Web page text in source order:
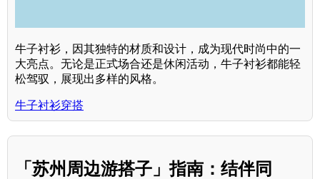
牛子衬衫，因其独特的材质和设计，成为现代时尚中的一
大亮点。无论是正式场合还是休闲活动，牛子衬衫都能轻
松驾驭，展现出多样的风格。
牛子衬衫穿搭
「苏州周边游搭子」指南：结伴同